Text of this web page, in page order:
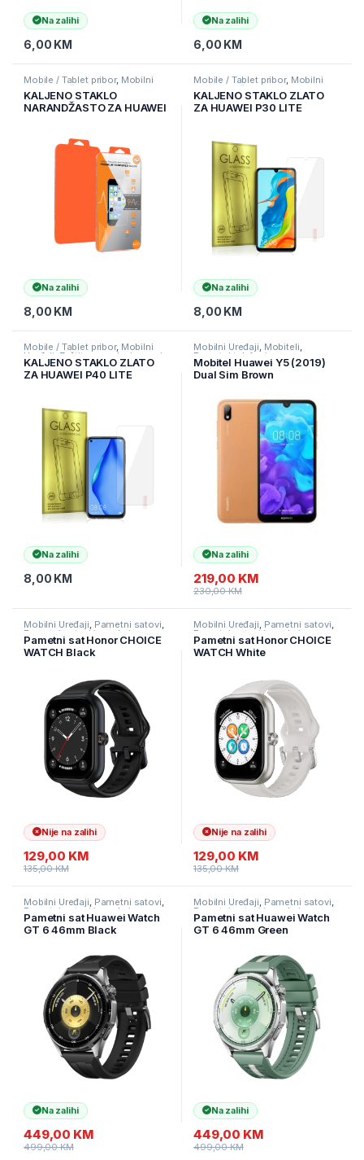
Na zalihi
6,00 KM
Na zalihi
6,00 KM
Mobile / Tablet pribor, Mobilni
Zaštitne maske i coveri
KALJENO STAKLO
NARANDŽASTO ZA HUAWEI
Na zalihi
8,00 KM
Mobile / Tablet pribor, Mobilni
Zaštitne maske i coveri
KALJENO STAKLO ZLATO
ZA HUAWEI P30 LITE
Na zalihi
8,00 KM
Mobile / Tablet pribor, Mobilni
Uređaji Zaštitne maske i coveri
KALJENO STAKLO ZLATO
ZA HUAWEI P40 LITE
Na zalihi
8,00 KM
Mobilni Uređaji, Mobiteli,
Pametni telefoni
Mobitel Huawei Y5 (2019)
Dual Sim Brown
Na zalihi
219,00 KM
230,00KM
Mobilni Uređaji, Pametni satovi,
Pametni satovi i naruknice
Pametni sat Honor CHOICE
WATCH Black
Nije na zalihi
129,00 KM
135,00KM
Mobilni Uređaji, Pametni satovi,
Pametni satovi i naruknice
Pametni sat Honor CHOICE
WATCH White
Nije na zalihi
129,00 KM
135,00KM
Mobilni Uređaji, Pametni satovi,
Pametni satovi i naruknice
Pametni sat Huawei Watch
GT 6 46mm Black
Na zalihi
449,00 KM
499,00KM
Mobilni Uređaji, Pametni satovi,
Pametni satovi i naruknice
Pametni sat Huawei Watch
GT 6 46mm Green
Na zalihi
449,00 KM
499,00KM